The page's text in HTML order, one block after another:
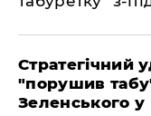
Стратегічний
"порушив
Зеленського у